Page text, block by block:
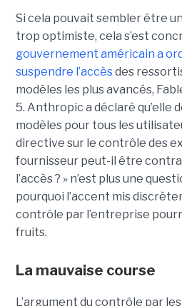
Si cela pouvait sembler être
trop optimiste, cela s’est
gouvernement américain a
suspendre l’accèsdes
modèles les plus avancés,
5. Anthropic a déclaré qu’elle
modèles pour tous les
directive sur le contrôle des
fournisseur peut-il être
l’accès ? » n’est plus une
pourquoi l’accent mis
contrôle par l’entreprise
fruits.
La mauvaise course
L’argument du contrôle par